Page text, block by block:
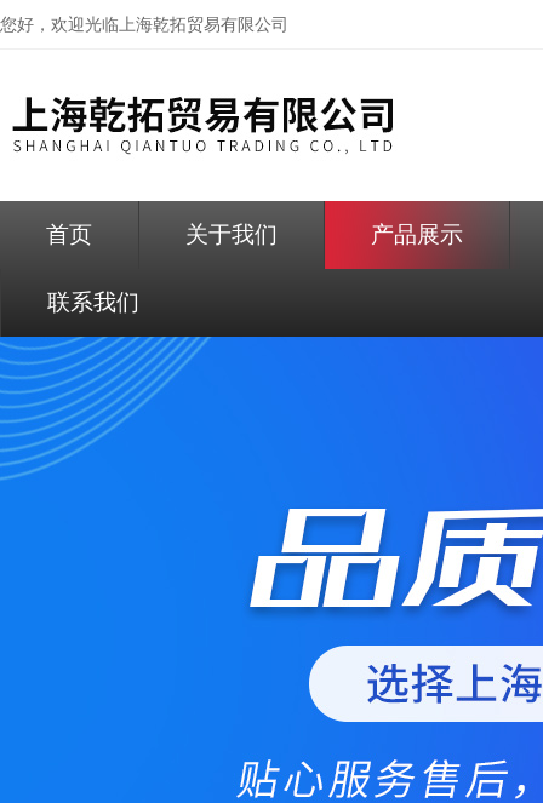
您好，欢迎光临上海乾拓贸易有限公司
首页 关于我们 产品展示
联系我们